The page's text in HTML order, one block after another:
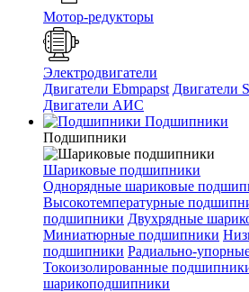
Мотор-редукторы
Электродвигатели
Двигатели Ebmpapst Двигатели
Двигатели АИС
Подшипники
Подшипники
Шариковые подшипники
Однорядные шариковые
Высокотемпературные
подшипники Двухрядные
Миниатюрные подшипники
подшипники Радиально-
Токоизолированные
шарикоподшипники